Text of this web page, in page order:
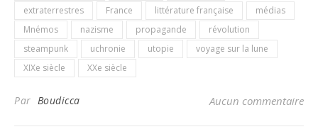
extraterrestres
France littérature française
médias
Mnémos
nazisme propagande
révolution
steampunk
uchronie utopie
voyage sur la lune
XIXe siècle
XXe siècle
Par Boudicca Aucun commentaire